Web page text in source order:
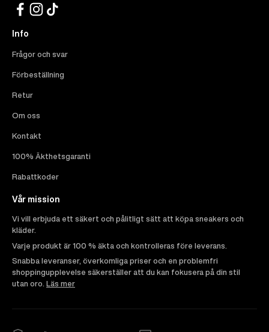
Info
Frågor och svar
Förbeställning
Retur
Om oss
Kontakt
100% Äkthetsgaranti
Rabattkoder
Vår mission
Vi vill erbjuda ett säkert och pålitligt sätt att köpa sneakers och
kläder.
Varje produkt är 100 % äkta och kontrolleras före leverans.
Snabba leveranser, överkomliga priser och en problemfri
shoppingupplevelse säkerställer att du kan fokusera på din stil
utan oro. Läs mer